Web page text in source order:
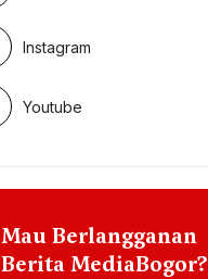
Instagram
Youtube
Mau Berlangganan
Berita MediaBogor?